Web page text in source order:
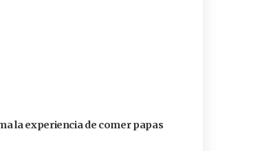
la experiencia de comer papas